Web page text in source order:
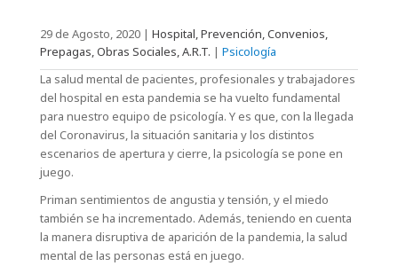
29 de Agosto, 2020 | Hospital, Prevención, Convenios,
Prepagas, Obras Sociales, A.R.T. | Psicología
La salud mental de pacientes, profesionales y trabajadores
del hospital en esta pandemia se ha vuelto fundamental
para nuestro equipo de psicología. Y es que, con la llegada
del Coronavirus, la situación sanitaria y los distintos
escenarios de apertura y cierre, la psicología se pone en
juego.
Priman sentimientos de angustia y tensión, y el miedo
también se ha incrementado. Además, teniendo en cuenta
la manera disruptiva de aparición de la pandemia, la salud
mental de las personas está en juego.